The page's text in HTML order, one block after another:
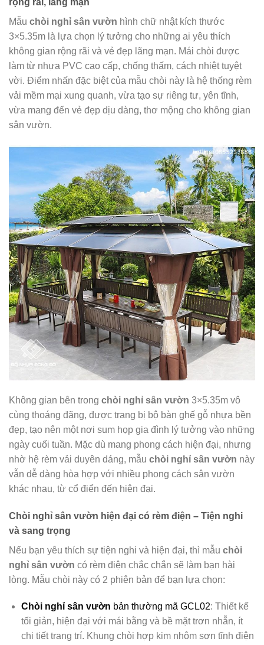
Mẫu chòi nghỉ sân vườn hình chữ nhật kích thước
3×5.35m là lựa chọn lý tưởng cho những ai yêu thích
không gian rộng rãi và vẻ đẹp lãng mạn. Mái chòi được
làm từ nhựa PVC cao cấp, chống thấm, cách nhiệt tuyệt
vời. Điểm nhấn đặc biệt của mẫu chòi này là hệ thống rèm
vải mềm mại xung quanh, vừa tạo sự riêng tư, yên tĩnh,
vừa mang đến vẻ đẹp dịu dàng, thơ mộng cho không gian
sân vườn.
Không gian bên trong chòi nghỉ sân vườn 3×5.35m vô
cùng thoáng đãng, được trang bị bộ bàn ghế gỗ nhựa bền
đẹp, tạo nên một nơi sum họp gia đình lý tưởng vào những
ngày cuối tuần. Mặc dù mang phong cách hiện đại, nhưng
nhờ hệ rèm vải duyên dáng, mẫu chòi nghỉ sân vườn này
vẫn dễ dàng hòa hợp với nhiều phong cách sân vườn
khác nhau, từ cổ điển đến hiện đại.
Chòi nghỉ sân vườn hiện đại có rèm điện – Tiện nghi
và sang trọng
Nếu bạn yêu thích sự tiện nghi và hiện đại, thì mẫu chòi
nghỉ sân vườn có rèm điện chắc chắn sẽ làm bạn hài
lòng. Mẫu chòi này có 2 phiên bản để bạn lựa chọn:
Chòi nghỉ sân vườn bản thường mã GCL02: Thiết kế
tối giản, hiện đại với mái bằng và bề mặt trơn nhẵn, ít
chi tiết trang trí. Khung chòi hợp kim nhôm sơn tĩnh điện